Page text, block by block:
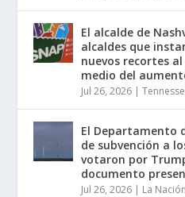
El alcalde de
alcaldes que
nuevos recortes
medio del
Jul 26, 2026 |
El Departamento
de subvención a
votaron por
documento
Jul 26, 2026 | La Nación